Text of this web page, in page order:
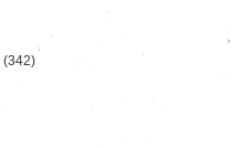
(342)